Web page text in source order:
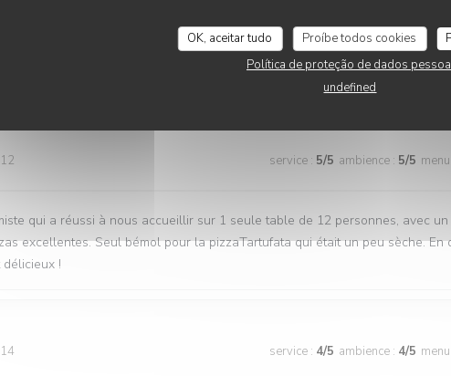
OK, aceitar tudo Proíbe todos cookies
Política de proteção de dados
undefined
et service. Et bonne musique 😉 bref parfait
service : 5/5 ambience : 5/5 menu
qui a réussi à nous accueillir sur 1 seule table de 12 personnes, avec
excellentes. Seul bémol pour la pizzaTartufata qui était un peu sèche. En
!
service : 4/5 ambience : 4/5 menu